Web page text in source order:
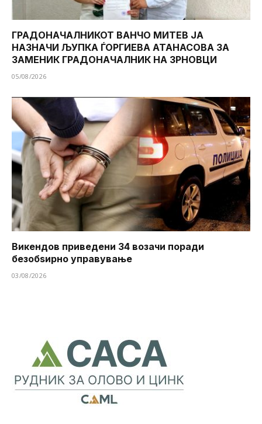
ГРАДОНАЧАЛНИКОТ ВАНЧО МИТЕВ ЈА
НАЗНАЧИ ЉУПКА ЃОРГИЕВА АТАНАСОВА ЗА
ЗАМЕНИК ГРАДОНАЧАЛНИК НА ЗРНОВЦИ
05/08/2026
Викендов приведени 34 возачи поради
безобѕирно управување
03/08/2026